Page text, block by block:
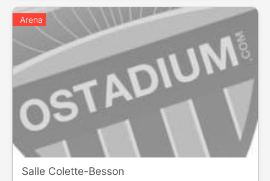
Arena
Salle Colette-Besson